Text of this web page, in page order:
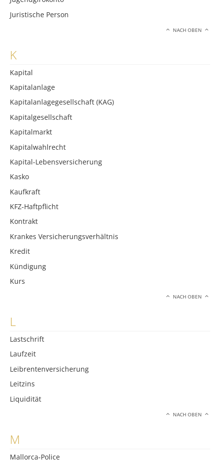
Juristische Person
NACH OBEN
K
Kapital
Kapitalanlage
Kapitalanlagegesellschaft (KAG)
Kapitalgesellschaft
Kapitalmarkt
Kapitalwahlrecht
Kapital-Lebensversicherung
Kasko
Kaufkraft
KFZ-Haftpflicht
Kontrakt
Krankes Versicherungsverhältnis
Kredit
Kündigung
Kurs
NACH OBEN
L
Lastschrift
Laufzeit
Leibrentenversicherung
Leitzins
Liquidität
NACH OBEN
M
Mallorca-Police